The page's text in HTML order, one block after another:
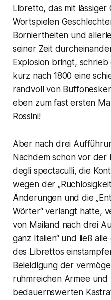
Libretto, das mit lässiger
Wortspielen
Borniertheiten und
seiner Zeit
Explosion bringt,
kurz nach 1800 eine
randvoll von
eben zum fast ersten
Rossini!
Aber nach drei
Nachdem schon vor der
degli spectaculli, die
wegen der
Änderungen und die
Wörter“ verlangt hatte,
von Mailand nach drei
ganz Italien“ und ließ
des Librettos
Beleidigung der
ruhmreichen Armee
bedauernswerten